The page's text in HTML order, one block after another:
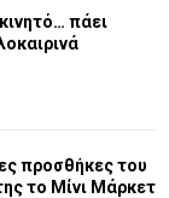
πάει
προσθήκες του
το Μίνι Μάρκετ